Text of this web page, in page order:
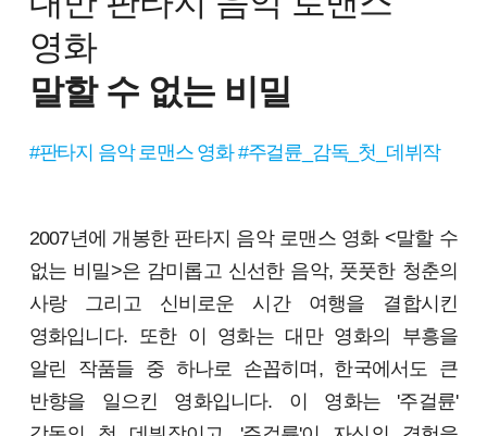
영화
말할 수 없는 비밀
#판타지 음악 로맨스 영화 #주걸륜_감독_첫_데뷔작
2007년에 개봉한 판타지 음악 로맨스 영화 <말할 수
없는 비밀>은 감미롭고 신선한 음악, 풋풋한 청춘의
사랑 그리고 신비로운 시간 여행을 결합시킨
영화입니다. 또한 이 영화는 대만 영화의 부흥을
알린 작품들 중 하나로 손꼽히며, 한국에서도 큰
반향을 일으킨 영화입니다. 이 영화는 '주걸륜'